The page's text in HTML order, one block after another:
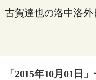
古賀達也の洛中洛外
「 2015年10月01日 」